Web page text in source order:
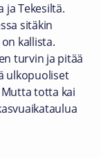
ja Tekesiltä.
sitäkin
kallista.
turvin ja pitää
ulkopuoliset
totta kai